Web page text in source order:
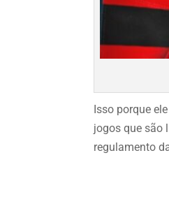
Isso porque
jogos que são
regulamento